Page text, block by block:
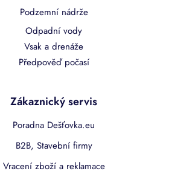
Podzemní nádrže
Odpadní vody
Vsak a drenáže
Předpověď počasí
Zákaznický servis
Poradna Dešťovka.eu
B2B, Stavební firmy
Vracení zboží a reklamace